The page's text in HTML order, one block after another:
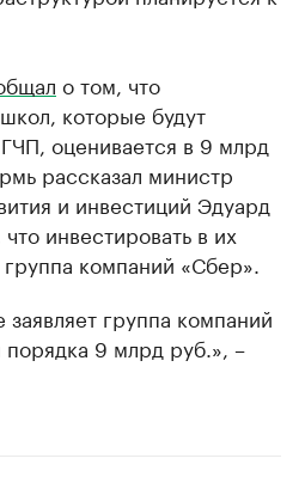
о том, что
которые будут
оценивается в 9 млрд
рассказал министр
и инвестиций Эдуард
инвестировать в их
компаний «Сбер».
группа компаний
9 млрд руб.», –